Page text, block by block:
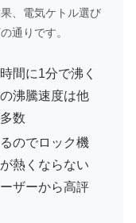
、電気ケトル選び
通りです。
間に1分で沸く
沸騰速度は他
数
のでロック機
熱くならない
ザーから高評